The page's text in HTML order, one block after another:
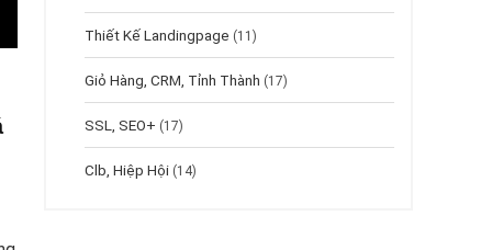
Thiết Kế Landingpage (11)
Giỏ Hàng, CRM, Tỉnh Thành (17)
SSL, SEO+ (17)
Clb, Hiệp Hội (14)